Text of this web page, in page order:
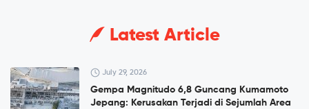
Latest Article
July 29, 2026
Gempa Magnitudo 6,8 Guncang Kumamoto
Jepang: Kerusakan Terjadi di Sejumlah Area